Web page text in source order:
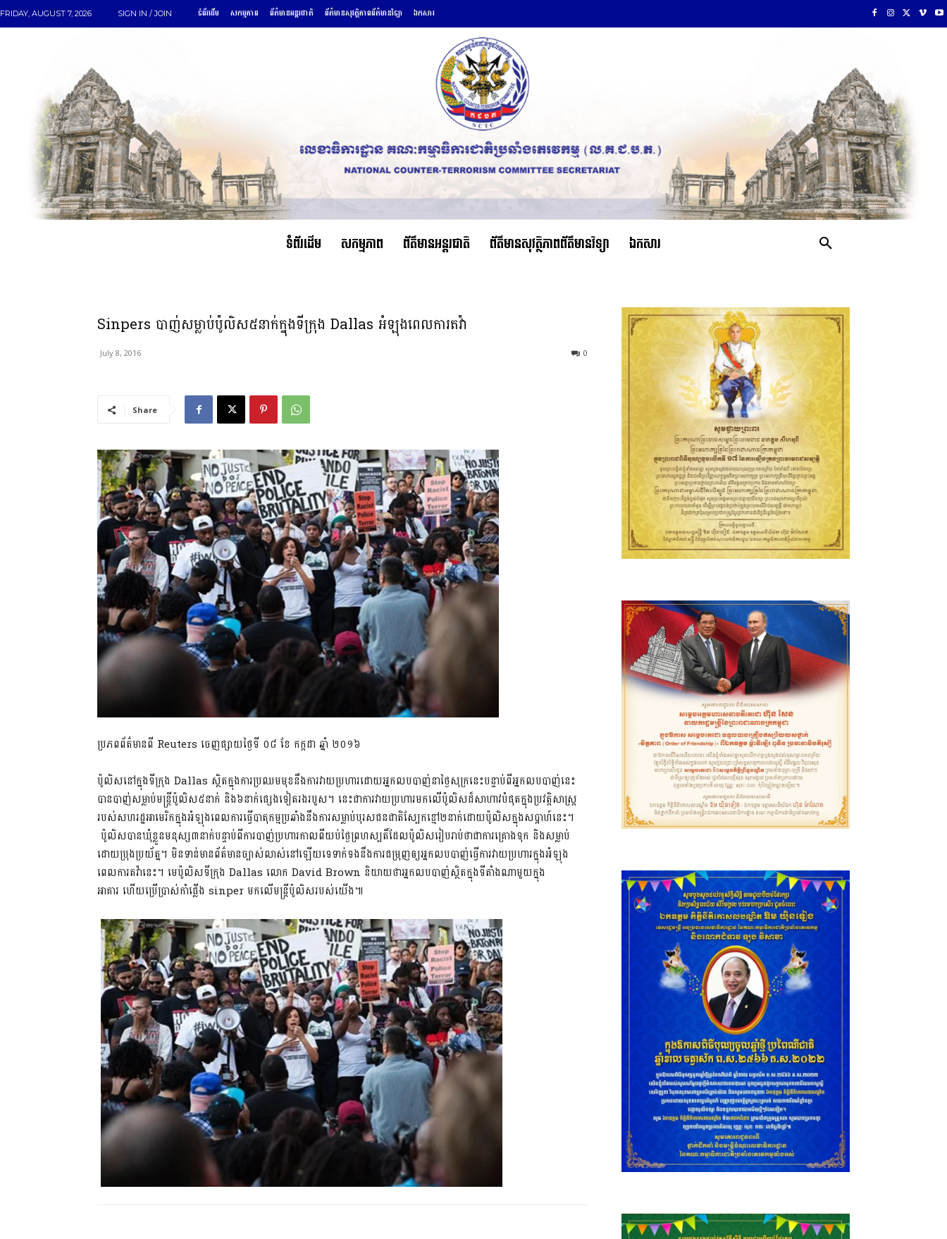
FRIDAY, AUGUST 7, 2026 SIGN IN / JOIN ទំព័រដើម សកម្មភាព ព័ត៌មានអន្តរជាតិ ព័ត៌មានសុវត្ថិភាពព័ត៌មានវិទ្យា ឯកសារ
ទំព័រដើម សកម្មភាព ព័ត៌មានអន្តរជាតិ ព័ត៌មានសុវត្ថិភាពព័ត៌មានវិទ្យា ឯកសារ
Sinpers បាញ់សម្លាប់ប៉ូលិស៥នាក់ក្នុងទីក្រុង Dallas អំឡុងពេលការតវ៉ា
July 8, 2016 0
Share
ប្រភពព័ត៌មានពី Reuters ចេញផ្សាយថ្ងៃទី ០៨ ខែ កក្កដា ឆ្នាំ ២០១៦
ប៉ូលិសនៅក្នុងទីក្រុង Dallas ស្ថិតក្នុងការប្រឈមមុខនឹងការវាយប្រហារដោយអ្នកលបបាញ់នាថ្ងៃសុក្រនេះបន្ទាប់ពីអ្នកលបបាញ់នេះ
បានបាញ់សម្លាប់មន្រ្តីប៉ូលិស៥នាក់ និង៦នាក់ផ្សេងទៀតរងរបួស។ នេះជាការវាយប្រហារមកលើប៉ូលិសដ៏សាហាវបំផុតក្នុងប្រវត្តិសាស្រ្ត
របស់សហរដ្ឋអាមេរិកក្នុងអំឡុងពេលការធ្វើបាតុកម្មប្រឆាំងនឹងការសម្លាប់បុរសជនជាតិស្បែកខ្មៅ២នាក់ដោយប៉ូលិសក្នុងសប្តាហ៍នេះ។
ប៉ូលិសបានឃុំខ្លួនមនុស្ស៣នាក់បន្ទាប់ពីការបាញ់ប្រហារកាលពីយប់ថ្ងៃព្រហស្បតិ៍ដែលប៉ូលិសរៀបរាប់ថាជាការគ្រោងទុក និងសម្លាប់
ដោយប្រុងប្រយ័ត្ន។ មិនទាន់មានព័ត៌មានច្បាស់លាស់នៅឡើយទេទាក់ទងនឹងការជម្រុញឲ្យអ្នកលបបាញ់ធ្វើការវាយប្រហារក្នុងអំឡុង
ពេលការតវ៉ានេះ។ មេប៉ូលិសទីក្រុង Dallas លោក David Brown និយាយថាអ្នកលបបាញ់ស្ថិតក្នុងទីតាំងណាមួយក្នុង
អាគារ ហើយប្រើប្រាស់កាំផ្លើង sinper មកលើមន្ត្រីប៉ូលិសរបស់យើង៕